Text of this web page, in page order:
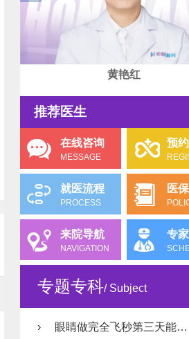
黄艳红
推荐医生
在线咨询
MESSAGE
预
就医流程
PROCESS
医
来院导航
NAVIGATION
专
专题专科/ Subject
› 眼睛做完全飞秒第三天能…